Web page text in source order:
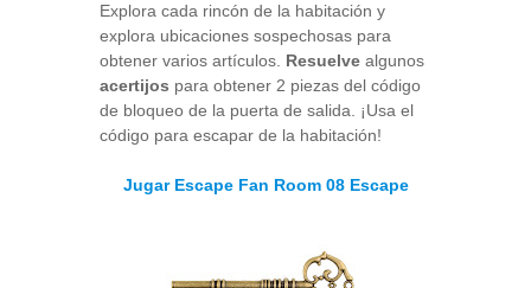
Explora cada rincón de la habitación y
explora ubicaciones sospechosas para
obtener varios artículos. Resuelve algunos
acertijos para obtener 2 piezas del código
de bloqueo de la puerta de salida. ¡Usa el
código para escapar de la habitación!
Jugar Escape Fan Room 08 Escape